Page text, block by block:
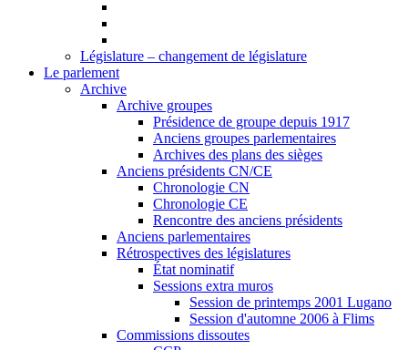
Législature – changement de législature
Le parlement
Archive
Archive groupes
Présidence de groupe depuis 1917
Anciens groupes parlementaires
Archives des plans des sièges
Anciens présidents CN/CE
Chronologie CN
Chronologie CE
Rencontre des anciens présidents
Anciens parlementaires
Rétrospectives des législatures
État nominatif
Sessions extra muros
Session de printemps 2001 Lugano
Session d'automne 2006 à Flims
Commissions dissoutes